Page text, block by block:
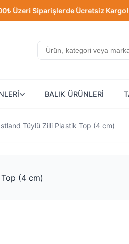
Siparişlerde Ücretsiz Kargo!
BALIK ÜRÜNLERİ
Tüylü Zilli Plastik Top (4 cm)